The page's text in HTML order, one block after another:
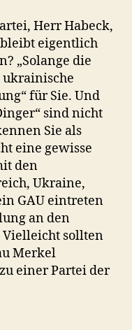
Herr Habeck,
eigentlich
„Solange die
für Sie. Und
sind nicht
Sie als
eine gewisse
den
Ukraine,
GAU eintreten
an den
Vielleicht sollten
Merkel
einer Partei der